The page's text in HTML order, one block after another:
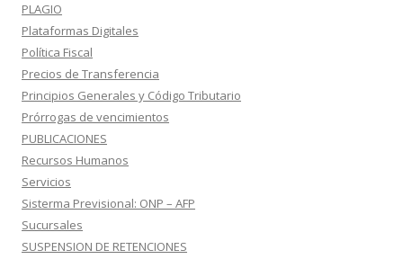
PLAGIO
Plataformas Digitales
Política Fiscal
Precios de Transferencia
Principios Generales y Código Tributario
Prórrogas de vencimientos
PUBLICACIONES
Recursos Humanos
Servicios
Sisterma Previsional: ONP – AFP
Sucursales
SUSPENSION DE RETENCIONES